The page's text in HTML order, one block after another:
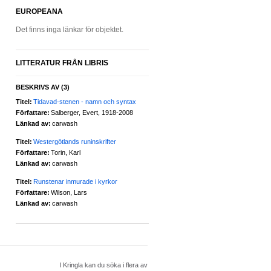
EUROPEANA
Det finns inga länkar för objektet.
LITTERATUR FRÅN LIBRIS
BESKRIVS AV (3)
Titel: Tidavad-stenen - namn och syntax
Författare: Salberger, Evert, 1918-2008
Länkad av: carwash
Titel: Westergötlands runinskrifter
Författare: Torin, Karl
Länkad av: carwash
Titel: Runstenar inmurade i kyrkor
Författare: Wilson, Lars
Länkad av: carwash
I Kringla kan du söka i flera av